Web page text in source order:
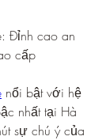
Đỉnh cao an
cấp
nổi bật với hệ
nhất tại Hà
sự chú ý của